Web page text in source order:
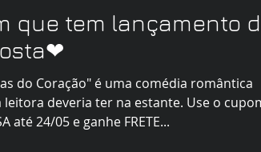
que tem lançamento
do Coração" é uma comédia romântica
leitora deveria ter na estante. Use o
até 24/05 e ganhe FRETE...